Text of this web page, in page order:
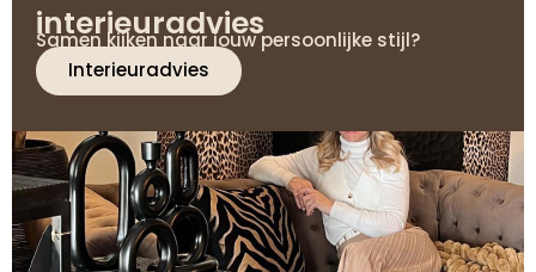
interieuradvies
Samen kijken naar jouw persoonlijke stijl?
Interieuradvies